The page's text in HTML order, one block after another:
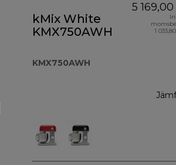
kMix White
KMX750AWH
KMX750AWH
5
1